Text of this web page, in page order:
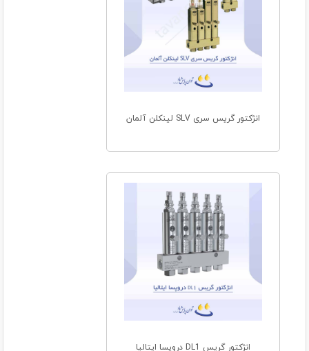
انژکتور گریس سری SLV لینکلن آلمان
انژکتور گریس DL1 دروپسا ایتالیا